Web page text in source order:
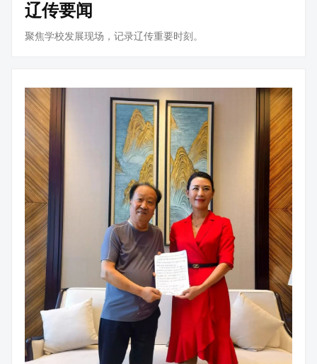
辽传要闻
聚焦学校发展现场，记录辽传重要时刻。